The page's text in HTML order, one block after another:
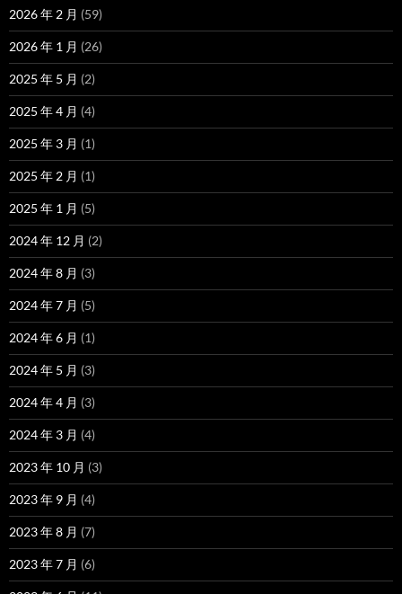
2026 年 2 月 (59)
2026 年 1 月 (26)
2025 年 5 月 (2)
2025 年 4 月 (4)
2025 年 3 月 (1)
2025 年 2 月 (1)
2025 年 1 月 (5)
2024 年 12 月 (2)
2024 年 8 月 (3)
2024 年 7 月 (5)
2024 年 6 月 (1)
2024 年 5 月 (3)
2024 年 4 月 (3)
2024 年 3 月 (4)
2023 年 10 月 (3)
2023 年 9 月 (4)
2023 年 8 月 (7)
2023 年 7 月 (6)